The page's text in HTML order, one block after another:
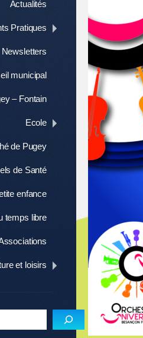
Actualités
Pratiques
Newsletters
municipal
– Fontain
Ecole
de Pugey
de Santé
enfance
temps libre
et loisirs